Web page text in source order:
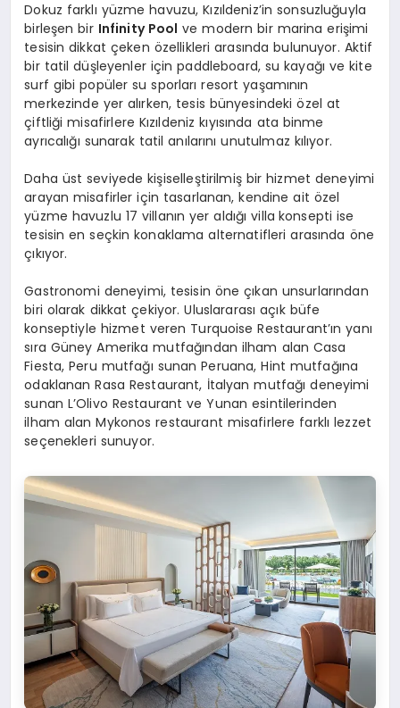
Dokuz farklı yüzme havuzu, Kızıldeniz’in sonsuzluğuyla
birleşen bir Infinity Pool ve modern bir marina erişimi
tesisin dikkat çeken özellikleri arasında bulunuyor. Aktif
bir tatil düşleyenler için paddleboard, su kayağı ve kite
surf gibi popüler su sporları resort yaşamının
merkezinde yer alırken, tesis bünyesindeki özel at
çiftliği misafirlere Kızıldeniz kıyısında ata binme
ayrıcalığı sunarak tatil anılarını unutulmaz kılıyor.
Daha üst seviyede kişiselleştirilmiş bir hizmet deneyimi
arayan misafirler için tasarlanan, kendine ait özel
yüzme havuzlu 17 villanın yer aldığı villa konsepti ise
tesisin en seçkin konaklama alternatifleri arasında öne
çıkıyor.
Gastronomi deneyimi, tesisin öne çıkan unsurlarından
biri olarak dikkat çekiyor. Uluslararası açık büfe
konseptiyle hizmet veren Turquoise Restaurant’ın yanı
sıra Güney Amerika mutfağından ilham alan Casa
Fiesta, Peru mutfağı sunan Peruana, Hint mutfağına
odaklanan Rasa Restaurant, İtalyan mutfağı deneyimi
sunan L’Olivo Restaurant ve Yunan esintilerinden
ilham alan Mykonos restaurant misafirlere farklı lezzet
seçenekleri sunuyor.